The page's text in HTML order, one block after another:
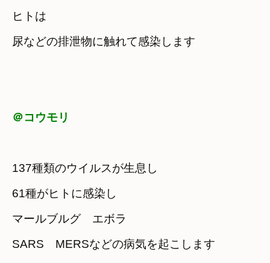
ヒトは
尿などの排泄物に触れて感染します
＠コウモリ
137種類のウイルスが生息し
61種がヒトに感染し
マールブルグ　エボラ
SARS　MERSなどの病気を起こします